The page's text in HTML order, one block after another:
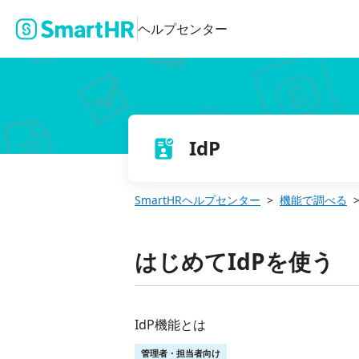
ヘルプセンター
IdP
SmartHRヘルプセンター 機能で調べる
はじめてIdPを使う
IdP機能とは
管理者・担当者向け